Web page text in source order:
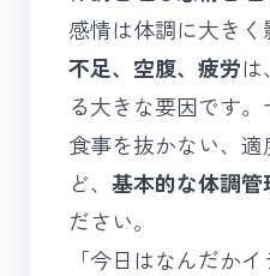
感情は体調に大きく
不足、空腹、疲労
る大きな要因です。
食事を抜かない、
ど、 基本的な体調管
ださい。
「今日はなんだか